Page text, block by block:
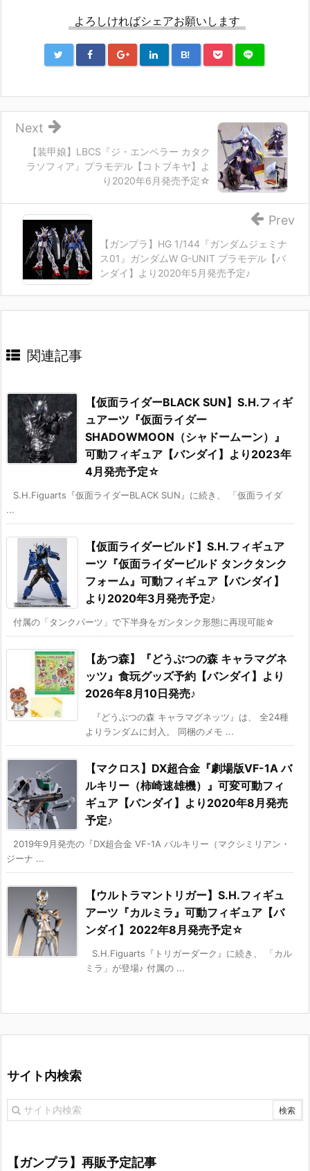
よろしければシェアお願いします
B!
【装甲娘】LBCS『ジ・エンペラー カタク
ラソフィア』プラモデル【コトブキヤ】よ
り2020年6月発売予定☆
Next
【ガンプラ】HG 1/144『ガンダムジェミナ
ス01』ガンダムW G-UNIT プラモデル【バ
ンダイ】より2020年5月発売予定♪
Prev
関連記事
【仮面ライダーBLACK SUN】S.H.フィギ
ュアーツ『仮面ライダー
SHADOWMOON（シャドームーン）』
可動フィギュア【バンダイ】より2023年
4月発売予定☆
S.H.Figuarts『仮面ライダーBLACK SUN』に続き、 「仮面ライダ
...
【仮面ライダービルド】S.H.フィギュア
ーツ『仮面ライダービルド タンクタンク
フォーム』可動フィギュア【バンダイ】
より2020年3月発売予定♪
付属の「タンクパーツ」で下半身をガンタンク形態に再現可能☆
【あつ森】『どうぶつの森 キャラマグネ
ッツ』食玩グッズ予約【バンダイ】より
2026年8月10日発売♪
『どうぶつの森 キャラマグネッツ』は、 全24種
よりランダムに封入。 同梱のメモ ...
【マクロス】DX超合金『劇場版VF-1A バ
ルキリー（柿崎速雄機）』可変可動フィ
ギュア【バンダイ】より2020年8月発売
予定♪
2019年9月発売の『DX超合金 VF-1A バルキリー（マクシミリアン・
ジーナ ...
【ウルトラマントリガー】S.H.フィギュ
アーツ『カルミラ』可動フィギュア【バ
ンダイ】2022年8月発売予定☆
S.H.Figuarts『トリガーダーク』に続き、 「カル
ミラ」が登場♪ 付属の ...
サイト内検索
【ガンプラ】再販予定記事